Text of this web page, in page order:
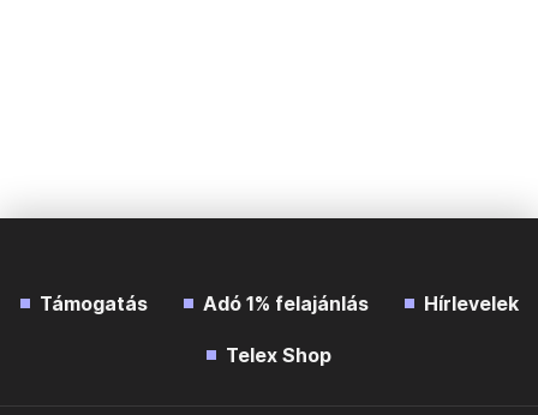
Támogatás Adó 1% felajánlás Hírlevelek
Telex Shop